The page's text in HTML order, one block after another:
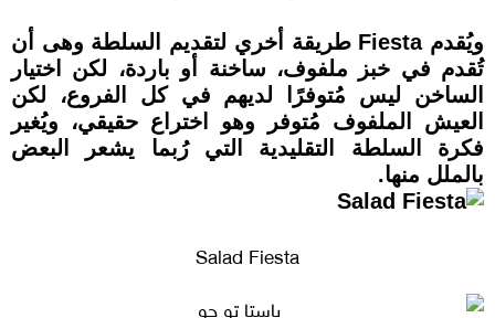
ويُقدم Fiesta طريقة أخري لتقديم السلطة وهى أن
تُقدم في خبز ملفوف، ساخنة أو باردة، لكن اختيار
الساخن ليس مُتوفرًا لديهم في كل الفروع، لكن
العيش الملفوف مُتوفر وهو اختراع حقيقي، ويُغير
فكرة السلطة التقليدية التي رُبما يشعر البعض
بالملل منها.
Salad Fiesta